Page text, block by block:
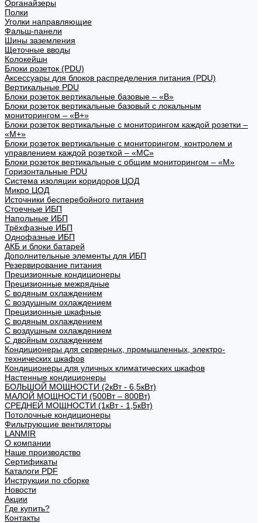
Органайзеры
Полки
Уголки направляющие
Фальш-панели
Шины заземления
Щеточные вводы
Колокейшн
Блоки розеток (PDU)
Аксессуары для блоков распределения питания (PDU)
Вертикальные PDU
Блоки розеток вертикальные базовые – «В»
Блоки розеток вертикальные базовый с локальным
мониторингом – «В+»
Блоки розеток вертикальные с мониторингом каждой розетки –
«М+»
Блоки розеток вертикальные с мониторингом, контролем и
управлением каждой розеткой – «МС»
Блоки розеток вертикальные с общим мониторингом – «М»
Горизонтальные PDU
Система изоляции коридоров ЦОД
Микро ЦОД
Источники бесперебойного питания
Стоечные ИБП
Напольные ИБП
Трёхфазные ИБП
Однофазные ИБП
АКБ и блоки батарей
Дополнительные элементы для ИБП
Резервирование питания
Прецизионные кондиционеры
Прецизионные межрядные
С водяным охлаждением
С воздушным охлаждением
Прецизионные шкафные
С водяным охлаждением
С воздушным охлаждением
С двойным охлаждением
Кондиционеры для серверных, промышленных, электро-
технических шкафов
Кондиционеры для уличных климатических шкафов
Настенные кондиционеры
БОЛЬШОЙ МОЩНОСТИ (2кВт - 6,5кВт)
МАЛОЙ МОЩНОСТИ (500Вт – 800Вт)
СРЕДНЕЙ МОЩНОСТИ (1кВт - 1,5кВт)
Потолочные кондиционеры
Фильтрующие вентиляторы
LANMIR
О компании
Наше производство
Сертификаты
Каталоги PDF
Инструкции по сборке
Новости
Акции
Где купить?
Контакты